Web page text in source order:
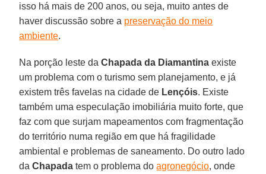
isso há mais de 200 anos, ou seja, muito antes de
haver discussão sobre a preservação do meio
ambiente.
Na porção leste daChapada da Diamantina existe
um problema com o turismo sem planejamento, e já
existem três favelas na cidade de Lençóis. Existe
também uma especulação imobiliária muito forte, que
faz com que surjam mapeamentos com fragmentação
do território numa região em que há fragilidade
ambiental e problemas de saneamento. Do outro lado
daChapada tem o problema doagronegócio, onde